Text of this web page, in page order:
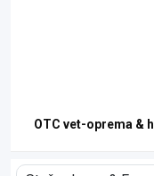
OTC vet-oprema &